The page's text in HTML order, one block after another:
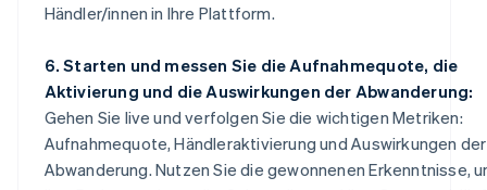
Händler/innen in Ihre Plattform.
6. Starten und messen Sie die Aufnahmequote, die
Aktivierung und die Auswirkungen der Abwanderung:
Gehen Sie live und verfolgen Sie die wichtigen Metriken:
Aufnahmequote, Händleraktivierung und Auswirkungen der
Abwanderung. Nutzen Sie die gewonnenen Erkenntnisse,